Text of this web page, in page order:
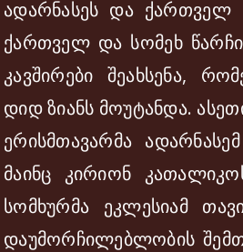
ადარნასეს და ქართველ
ქართველ და სომეხ
კავშირები შეახსენა,
დიდ ზიანს მოუტანდა.
ერისმთავარმა
მაინც კირიონ
სომხურმა ეკლესიამ
დაუმორჩილებლობის